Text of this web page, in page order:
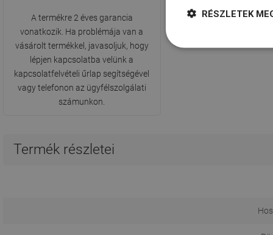
A termékre 2 éves garancia
vonatkozik. Ha problémája van a
vásárolt termékkel, javasoljuk, hogy
lépjen kapcsolatba velünk a
kapcsolatfelvételi űrlap segítségével
vagy telefonon az ügyfélszolgálati
számunkon.
Termék részletei
RÉSZLETEK